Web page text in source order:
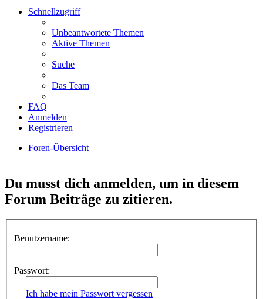
Schnellzugriff
Unbeantwortete Themen
Aktive Themen
Suche
Das Team
FAQ
Anmelden
Registrieren
Foren-Übersicht
Du musst dich anmelden, um in diesem
Forum Beiträge zu zitieren.
Benutzername:
Passwort:
Ich habe mein Passwort vergessen